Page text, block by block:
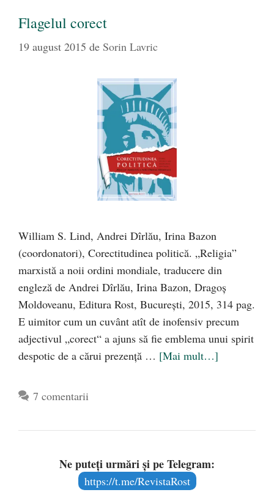
Flagelul corect
19 august 2015 de Sorin Lavric
William S. Lind, Andrei Dîrlău, Irina Bazon
(coordonatori), Corectitudinea politică. „Religia”
marxistă a noii ordini mondiale, traducere din
engleză de Andrei Dîrlău, Irina Bazon, Dragoş
Moldoveanu, Editura Rost, Bucureşti, 2015, 314 pag.
E uimitor cum un cuvânt atît de inofensiv precum
adjectivul „corect“ a ajuns să fie emblema unui spirit
despotic de a cărui prezenţă … [Mai mult…]
7 comentarii
Ne puteți urmări și pe Telegram:
https://t.me/RevistaRost